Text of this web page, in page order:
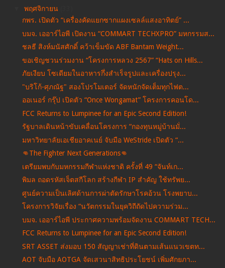
พฤศจิกายน
กพร. เปิดตัว “เครื่องคัดแยกซากแผงเซลล์แสงอาทิตย์” ...
บมจ. เออาร์ไอพี เปิดงาน “COMMART TECHXPRO” มหกรรมส...
ชลธี สิงห์มนัสศักดิ์ คว้าเข็มขัด ABF Bantam Weight...
ขอเชิญชวนร่วมงาน “โครงการหลวง 2567” “Hats on Hills...
ภัยเงียบ โซเดียมในอาหารกึ่งสำเร็จรูปและเครื่องปรุง...
"บริโก้-ศุภณัฐ" สองโปรโมเตอร์ จัดหนักจัดเต็มทุกไฟต...
ออเนอร์ กรุ๊ป เปิดตัว “Once Wongamat” โครงการคอนโด...
FCC Returns to Lumpinee for an Epic Second Edition!
รัฐบาลเดินหน้าขับเคลื่อนโครงการ “กองทุนหมู่บ้านมั่...
มหาวิทยาลัยเอเชียอาคเนย์ จับมือ WeStride เปิดตัว “...
👊The Fighter Next Generations👊
เตรียมพบกับมหกรรมกีฬาแห่งชาติ ครั้งที่ 49 “จันท์เก...
พิมล ถอดรหัสเจ็ตสกีโลก สร้างกีฬา IP สำคัญ ใช้ทรัพย...
ศูนย์ความเป็นเลิศด้านการผ่าตัดรักษาโรคอ้วน โรงพยาบ...
โครงการวิจัยเรื่อง “นวัตกรรมในยุควิถีถัดไปความร่วม...
บมจ. เออาร์ไอพี ประกาศความพร้อมจัดงาน COMMART TECH...
FCC Returns to Lumpinee for an Epic Second Edition!
SRT ASSET ส่งมอบ 150 สัญญาเช่าที่ดินตามเส้นแนวเขตท...
AOT จับมือ AOTGA จัดเสวนาสิทธิประโยชน์ เพิ่มศักยภา...